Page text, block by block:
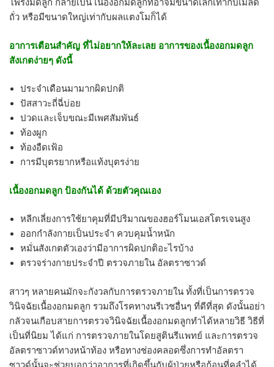
โพรงมดลูก กลายเป็น เนื้องอกมดลูกที่อาจมีขนาดเล็กเท่ากับเมล็ด
ถั่ว หรือมีขนาดใหญ่เท่ากับผลแตงโมก็ได้
อาการเตือนสำคัญ ที่ไม่อยากให้ละเลย อาการของเนื้องอกมดลูก
สังเกตง่ายๆ ดังนี้
ประจำเดือนมามากผิดปกติ
ปัสสาวะถี่ฉี่บ่อย
ปวดและเจ็บขณะมีเพศสัมพันธ์
ท้องผูก
ท้องอืดเฟ้อ
การมีบุตรยากหรือแท้งบุตรง่าย
เนื้องอกมดลูก ป้องกันได้ ด้วยตัวคุณเอง
หลีกเลี่ยงการใช้ยาคุมที่มีปริมาณของฮอร์โมนเอสโตรเจนสูง
ออกกำลังกายเป็นประจำ ควบคุมน้ำหนัก
หมั่นสังเกตตัวเองว่ามีอาการผิดปกติอะไรบ้าง
ตรวจร่างกายประจำปี ตรวจภายใน อัลตราซาวด์
สาวๆ หลายคนมักจะกังวลกับการตรวจภายใน ทั้งที่เป็นการตรวจ
วินิจฉัยเนื้องอกมดลูก รวมถึงโรคทางนรีเวชอื่นๆ ที่ดีที่สุด ดังนั้นอย่า
กลัวจนเกือบสายการตรวจวินิจฉัยเนื้องอกมดลูกทำได้หลายวิธี วิธีที่
เป็นที่นิยม ได้แก่ การตรวจภายในโดยสูตินรีแพทย์ และการตรวจ
อัลตราซาวด์ทางหน้าท้อง หรือทางช่องคลอดซึ่งการทำอัลตรา
ซาวด์นั้นจะช่วยบอกว่าอาการที่เกิดขึ้นกับผู้ป่วยหรือก้อนที่คลำได้